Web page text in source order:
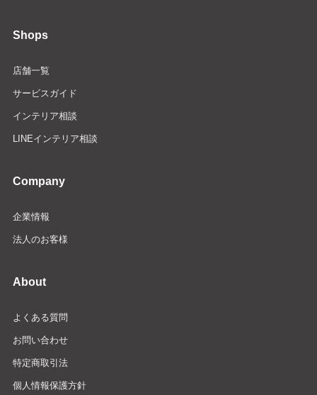
Shops
店舗一覧
サービスガイド
インテリア相談
LINEインテリア相談
Company
企業情報
法人のお客様
About
よくある質問
お問い合わせ
特定商取引法
個人情報保護方針